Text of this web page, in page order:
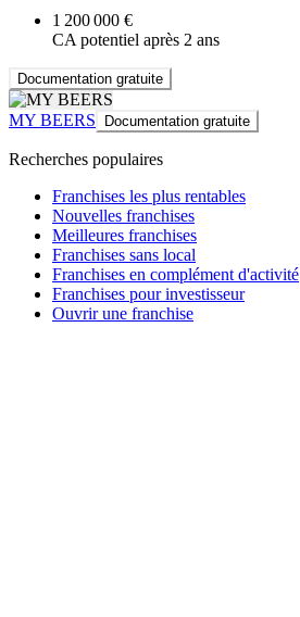
1 200 000 €
CA potentiel après 2 ans
Documentation gratuite
MY BEERS Documentation gratuite
Recherches populaires
Franchises les plus rentables
Nouvelles franchises
Meilleures franchises
Franchises sans local
Franchises en complément d'activité
Franchises pour investisseur
Ouvrir une franchise